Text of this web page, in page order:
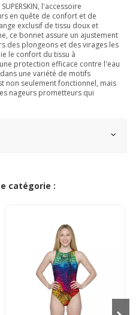
l'accessoire
en quête de confort et de
exclusif de tissu doux et
ce bonnet assure un ajustement
des plongeons et des virages les
le confort du tissu à
protection efficace contre l'eau
une variété de motifs
non seulement fonctionnel, mais
nageurs prometteurs qui
catégorie :